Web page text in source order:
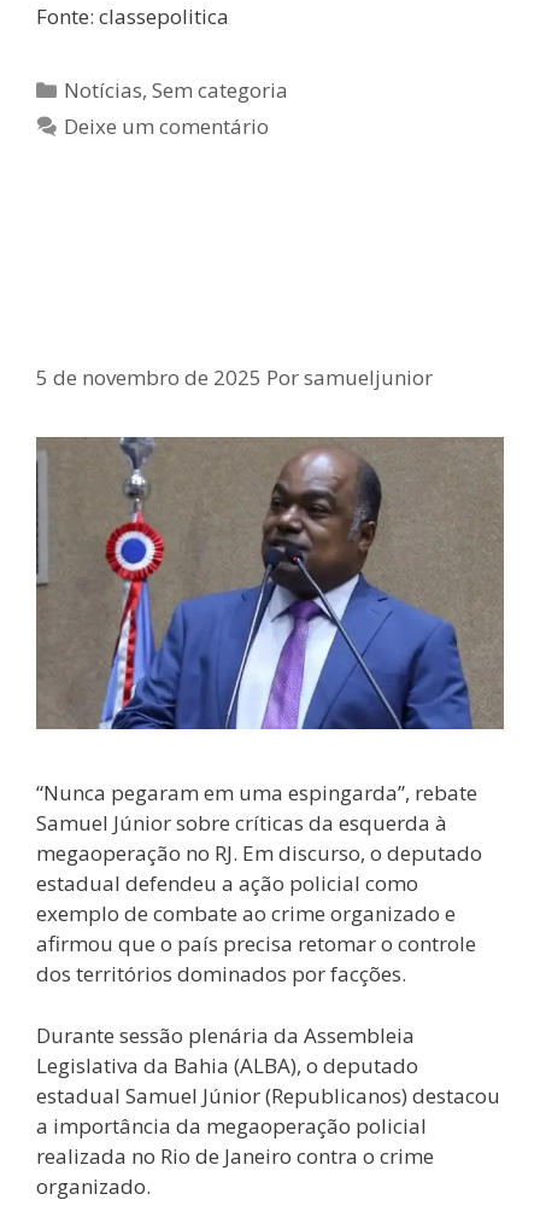
Fonte: classepolitica
Notícias,Sem categoria
Deixe um comentário
5 de novembro de 2025 Porsamueljunior
“Nunca pegaram em uma espingarda”, rebate
Samuel Júnior sobre críticas da esquerda à
megaoperação no RJ. Em discurso, o deputado
estadual defendeu a ação policial como
exemplo de combate ao crime organizado e
afirmou que o país precisa retomar o controle
dos territórios dominados por facções.
Durante sessão plenária da Assembleia
Legislativa da Bahia (ALBA), o deputado
estadual Samuel Júnior (Republicanos) destacou
a importância da megaoperação policial
realizada no Rio de Janeiro contra o crime
organizado.